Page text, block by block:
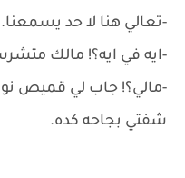
-تعالي هنا لا حد يسمعنا.
-ايه في ايه؟! مالك
-مالي؟! جاب لي قميص
شفتي بجاحه كده.